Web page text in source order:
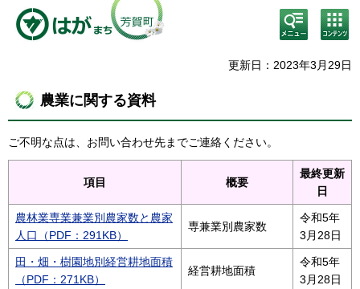
検
索・
メニ
コン
テン
ニュ
更新日：2023年3月29日
農業に関する資料
ご不明な点は、お問い合わせ先までご連絡ください。
項目 概要
最終更新
日
農林業専業兼業別農家数と農家
人口（PDF：291KB）
専兼業別農家数
令和5年
3月28日
田・畑・樹園地別経営耕地面積
（PDF：271KB）
経営耕地面積
令和5年
3月28日